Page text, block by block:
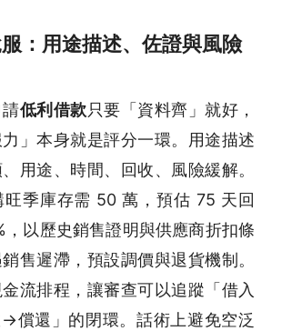
：用途描述、佐證與風險
低利借款只要「資料齊」就好，
」本身就是評分一環。用途描述
用途、時間、回收、風險緩解。
季庫存需 50 萬，預估 75 天回
，以歷史銷售證明與供應商折扣條
售遲滯，預設調價與退貨機制。
流排程，讓審查可以追蹤「借入
還」的閉環。話術上避免空泛